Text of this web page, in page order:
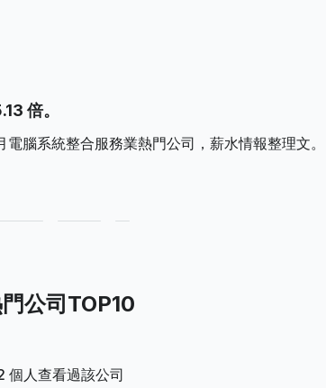
倍。
腦系統整合服務業熱門公司，薪水情報整理文。
公司TOP10
個人查看過該公司